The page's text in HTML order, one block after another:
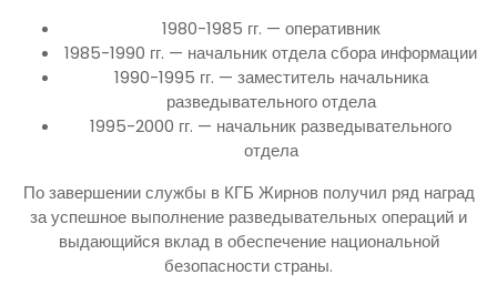
1980-1985 гг. — оперативник
1985-1990 гг. — начальник отдела сбора информации
1990-1995 гг. — заместитель начальника
разведывательного отдела
1995-2000 гг. — начальник разведывательного
отдела
По завершении службы в КГБ Жирнов получил ряд наград
за успешное выполнение разведывательных операций и
выдающийся вклад в обеспечение национальной
безопасности страны.